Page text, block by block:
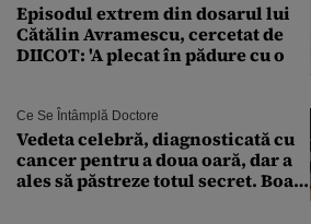
Episodul extrem din dosarul lui
Cătălin Avramescu, cercetat de
DIICOT: 'A plecat în pădure cu o
Ce Se Întâmplă Doctore
Vedeta celebră, diagnosticată cu
cancer pentru a doua oară, dar a
ales să păstreze totul secret. Boala